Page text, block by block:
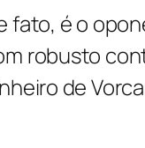
fato, é o
robusto
de